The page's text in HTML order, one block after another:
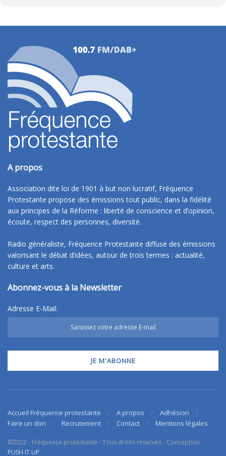
A propos
Association dite loi de 1901 à but non lucratif, Fréquence
Protestante propose des émissions tout public, dans la fidélité
aux principes de la Réforme : liberté de conscience et d’opinion,
écoute, respect des personnes, diversité.
Radio généraliste, Fréquence Protestante diffuse des émissions
valorisant le débat d’idées, autour de trois termes : actualité,
culture et arts.
Abonnez-vous à la Newsletter
Adresse E-Mail:
Accueil Fréquence protestante A propos
Adhésion
Faire un don
Recrutement Contact Mentions légales
©2022 - Fréquence protestante - Tous droits réservés - Conception :
PUSH IT UP